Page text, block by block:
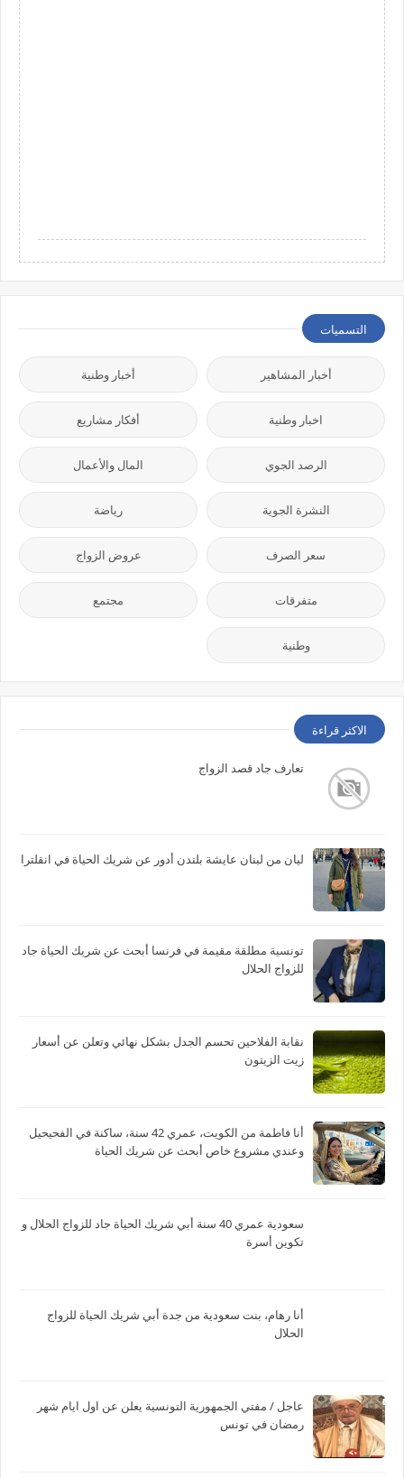
التسميات
أخبار المشاهير أخبار وطنية
اخبار وطنية أفكار مشاريع
الرصد الجوي المال والأعمال
النشرة الجوية رياضة
سعر الصرف عروض الزواج
متفرقات مجتمع
وطنية
الاكثر قراءة
تعارف جاد قصد الزواج
ليان من لبنان عايشة بلندن أدور عن شريك الحياة في انقلترا
تونسية مطلقة مقيمة في فرنسا أبحث عن شريك الحياة جاد
للزواج الحلال
نقابة الفلاحين تحسم الجدل بشكل نهائي وتعلن عن أسعار
زيت الزيتون
أنا فاطمة من الكويت، عمري 42 سنة، ساكنة في الفحيحيل
وعندي مشروع خاص أبحث عن شريك الحياة
سعودية عمري 40 سنة أبي شريك الحياة جاد للزواج الحلال و
تكوين أسرة
أنا رهام، بنت سعودية من جدة أبي شريك الحياة للزواج
الحلال
عاجل / مفتي الجمهورية التونسية يعلن عن اول ايام شهر
رمضان في تونس